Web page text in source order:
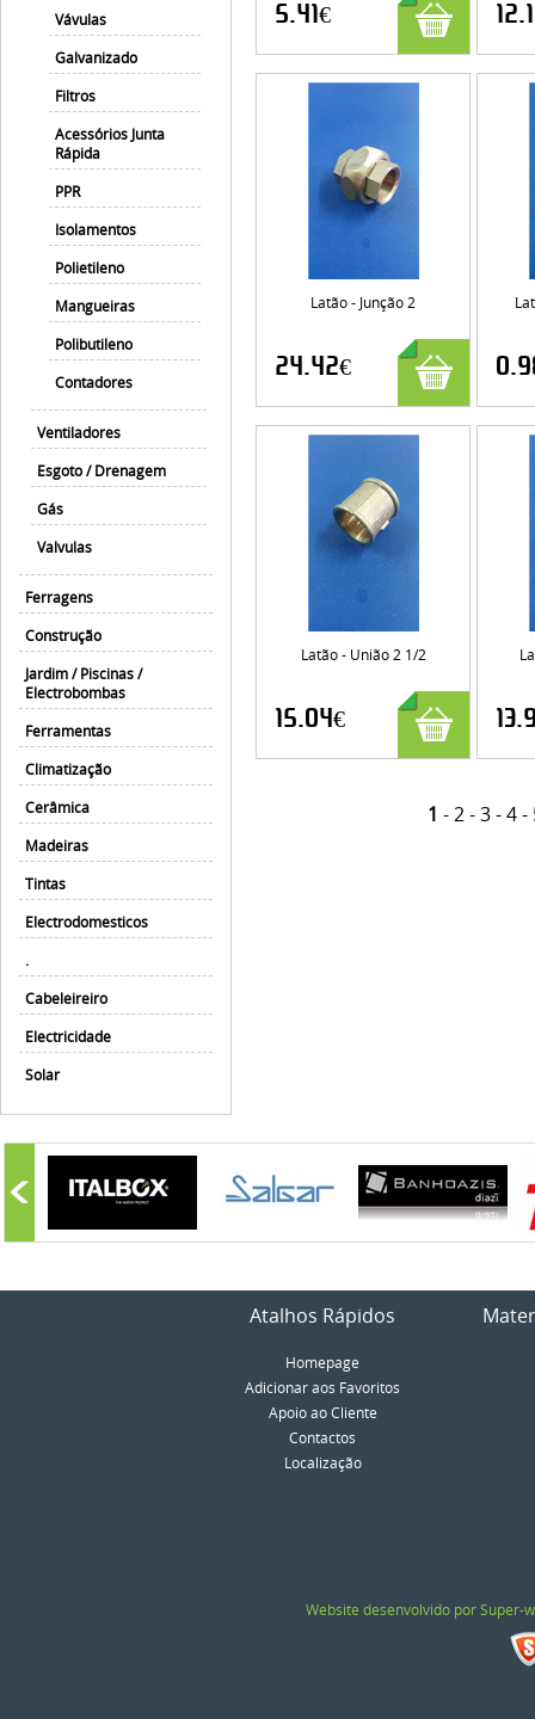
Vávulas
Galvanizado
Filtros
Acessórios Junta
Rápida
PPR
Isolamentos
Polietileno
Mangueiras
Polibutileno
Contadores
Ventiladores
Esgoto / Drenagem
Gás
Valvulas
Ferragens
Construção
Jardim / Piscinas /
Electrobombas
Ferramentas
Climatização
Cerâmica
Madeiras
Tintas
Electrodomesticos
.
Cabeleireiro
Electricidade
Solar
5.41€
Latão - Junção 2
24.42€
Latão - União 2 1/2
15.04€
1 -2-3-4-
Atalhos Rápidos
Homepage
Adicionar aos Favoritos
Apoio ao Cliente
Contactos
Localização
Website desenvolvido por Super-